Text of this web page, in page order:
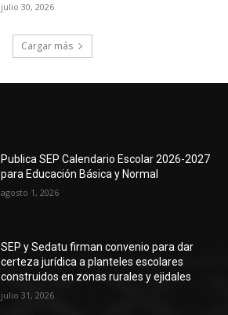
julio 30, 2026
Cargar más
Publica SEP Calendario Escolar 2026-2027
para Educación Básica y Normal
agosto 1, 2026
SEP y Sedatu firman convenio para dar
certeza jurídica a planteles escolares
construidos en zonas rurales y ejidales
julio 31, 2026